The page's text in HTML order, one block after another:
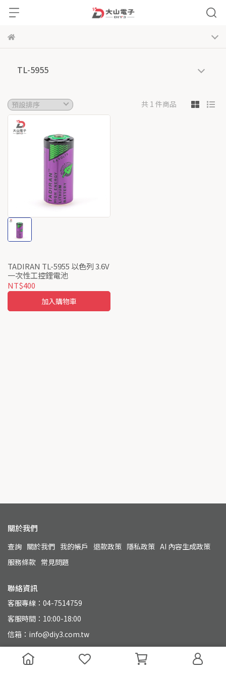
TL-5955
共 1 件商品
TADIRAN TL-5955 以色列 3.6V
一次性工控鋰電池
NT$400
加入購物車
關於我們
查詢 關於我們 我的帳戶 退款政策 隱私政策 AI 內容生成政策
服務條款 常見問題
聯絡資訊
客服專線：04-7514759
客服時間：10:00-18:00
信箱：info@diy3.com.tw
地址：500 彰化縣彰化市永興街110號
統一編號：90804649